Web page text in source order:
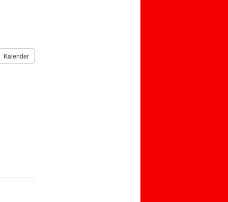
Kalender